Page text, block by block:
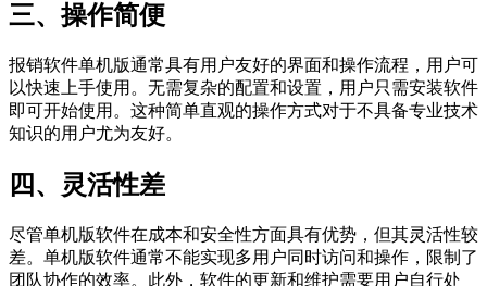
三、操作简便
报销软件单机版通常具有用户友好的界面和操作流程，用户可
以快速上手使用。无需复杂的配置和设置，用户只需安装软件
即可开始使用。这种简单直观的操作方式对于不具备专业技术
知识的用户尤为友好。
四、灵活性差
尽管单机版软件在成本和安全性方面具有优势，但其灵活性较
差。单机版软件通常不能实现多用户同时访问和操作，限制了
团队协作的效率。此外，软件的更新和维护需要用户自行处